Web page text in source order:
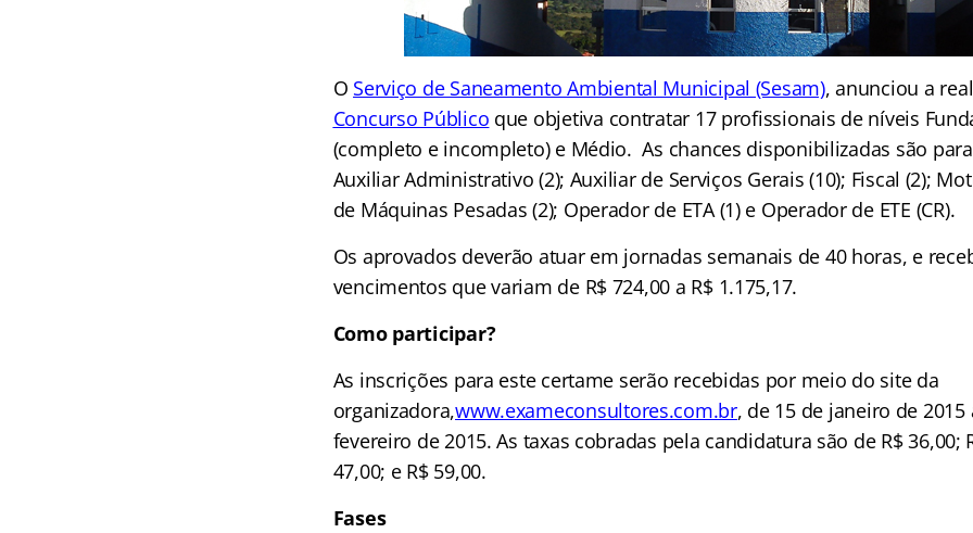
O Serviço de Saneamento Ambiental Municipal (Sesam), anunciou a
Concurso Público que objetiva contratar 17 profissionais de níveis
(completo e incompleto) e Médio. As chances disponibilizadas são
Auxiliar Administrativo (2); Auxiliar de Serviços Gerais (10); Fiscal (2);
de Máquinas Pesadas (2); Operador de ETA (1) e Operador de ETE (CR).
Os aprovados deverão atuar em jornadas semanais de 40 horas, e
vencimentos que variam de R$ 724,00 a R$ 1.175,17.
Como participar?
As inscrições para este certame serão recebidas por meio do site da
organizadora,www.exameconsultores.com.br, de 15 de janeiro de 2015
fevereiro de 2015. As taxas cobradas pela candidatura são de R$ 36,00;
47,00; e R$ 59,00.
Fases